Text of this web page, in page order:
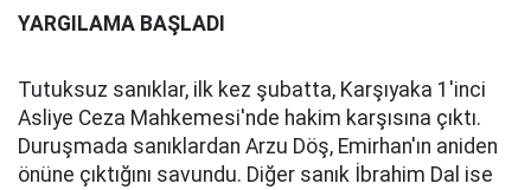
YARGILAMA BAŞLADI
Tutuksuz sanıklar, ilk kez şubatta, Karşıyaka 1'inci
Asliye Ceza Mahkemesi'nde hakim karşısına çıktı.
Duruşmada sanıklardan Arzu Döş, Emirhan'ın aniden
önüne çıktığını savundu. Diğer sanık İbrahim Dal ise